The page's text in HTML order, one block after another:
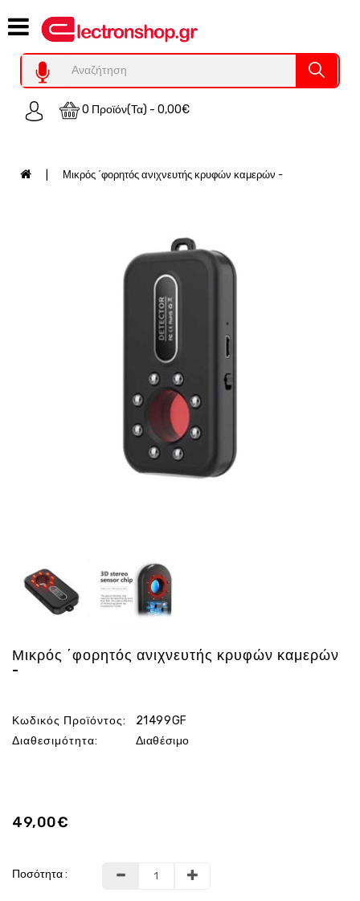
0 Προϊόν(τα) - 0,00€
Category
Υπολογιστες
REFURBISHED
Χειριστήρια
Αθλητισμός
Επιγραφες
Μικρός ΄φορητός ανιχνευτής κρυφών καμερών -
Μικρός ΄φορητός ανιχνευτής κρυφών καμερών
-
Κωδικός Προϊόντος:
21499GF
Διαθεσιμότητα:
Διαθέσιμο
49,00€
Ποσότητα :